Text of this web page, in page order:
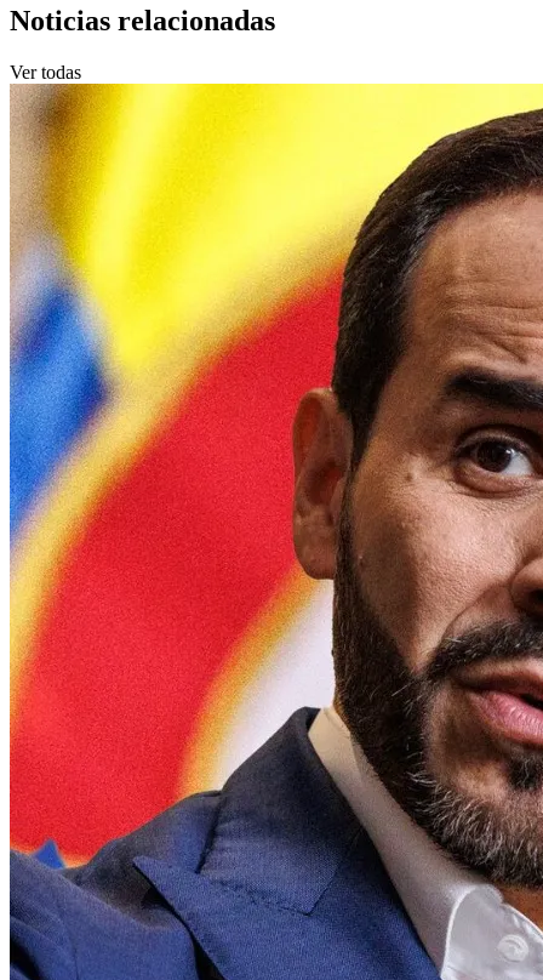
Noticias relacionadas
Ver todas